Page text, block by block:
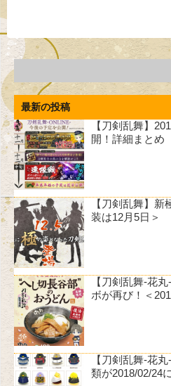
最新の投稿
【刀剣乱舞】
開！詳細まとめ
【刀剣乱舞】
装は12月5日＞
【刀剣乱舞-花
ボが再び！＜
【刀剣乱舞-花
類が2018/02/24